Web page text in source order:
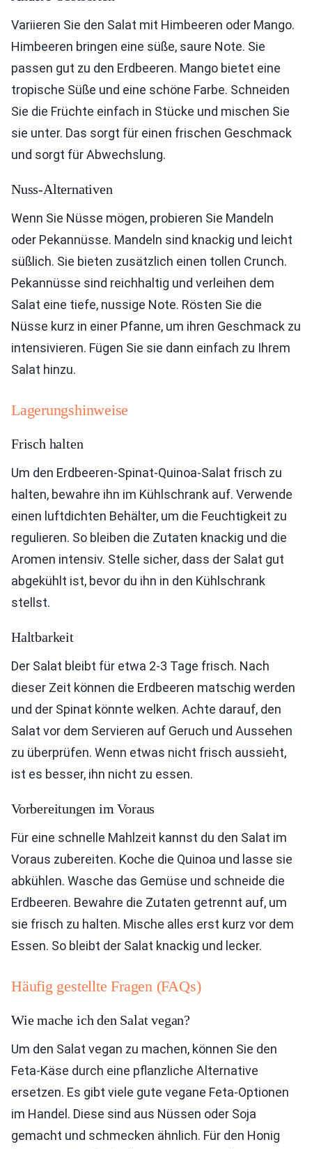
Variieren Sie den Salat mit Himbeeren oder Mango.
Himbeeren bringen eine süße, saure Note. Sie
passen gut zu den Erdbeeren. Mango bietet eine
tropische Süße und eine schöne Farbe. Schneiden
Sie die Früchte einfach in Stücke und mischen Sie
sie unter. Das sorgt für einen frischen Geschmack
und sorgt für Abwechslung.
Nuss-Alternativen
Wenn Sie Nüsse mögen, probieren Sie Mandeln
oder Pekannüsse. Mandeln sind knackig und leicht
süßlich. Sie bieten zusätzlich einen tollen Crunch.
Pekannüsse sind reichhaltig und verleihen dem
Salat eine tiefe, nussige Note. Rösten Sie die
Nüsse kurz in einer Pfanne, um ihren Geschmack zu
intensivieren. Fügen Sie sie dann einfach zu Ihrem
Salat hinzu.
Lagerungshinweise
Frisch halten
Um den Erdbeeren-Spinat-Quinoa-Salat frisch zu
halten, bewahre ihn im Kühlschrank auf. Verwende
einen luftdichten Behälter, um die Feuchtigkeit zu
regulieren. So bleiben die Zutaten knackig und die
Aromen intensiv. Stelle sicher, dass der Salat gut
abgekühlt ist, bevor du ihn in den Kühlschrank
stellst.
Haltbarkeit
Der Salat bleibt für etwa 2-3 Tage frisch. Nach
dieser Zeit können die Erdbeeren matschig werden
und der Spinat könnte welken. Achte darauf, den
Salat vor dem Servieren auf Geruch und Aussehen
zu überprüfen. Wenn etwas nicht frisch aussieht,
ist es besser, ihn nicht zu essen.
Vorbereitungen im Voraus
Für eine schnelle Mahlzeit kannst du den Salat im
Voraus zubereiten. Koche die Quinoa und lasse sie
abkühlen. Wasche das Gemüse und schneide die
Erdbeeren. Bewahre die Zutaten getrennt auf, um
sie frisch zu halten. Mische alles erst kurz vor dem
Essen. So bleibt der Salat knackig und lecker.
Häufig gestellte Fragen (FAQs)
Wie mache ich den Salat vegan?
Um den Salat vegan zu machen, können Sie den
Feta-Käse durch eine pflanzliche Alternative
ersetzen. Es gibt viele gute vegane Feta-Optionen
im Handel. Diese sind aus Nüssen oder Soja
gemacht und schmecken ähnlich. Für den Honig